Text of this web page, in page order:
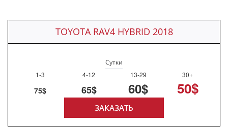
TOYOTA RAV4 HYBRID 2018
Сутки
1-3
4-12 13-29 30+
75$ 65$ 60$ 50$
ЗАКАЗАТЬ